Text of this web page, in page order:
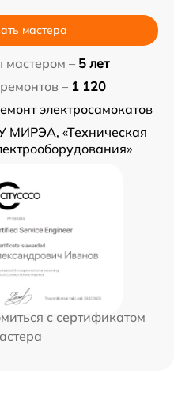
мастера
мастером – 5 лет
– 1 120
электросамокатов
МИРЭА, «Техническая
с сертификатом